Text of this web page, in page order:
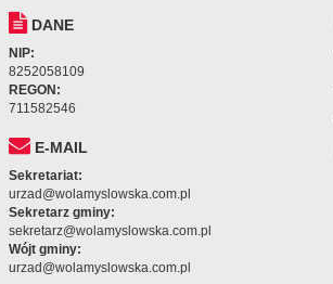
DANE
NIP:
8252058109
REGON:
711582546
E-MAIL
Sekretariat:
urzad@wolamyslowska.com.pl
Sekretarz gminy:
sekretarz@wolamyslowska.com.pl
Wójt gminy:
urzad@wolamyslowska.com.pl